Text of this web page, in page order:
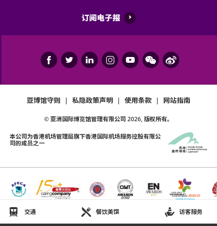
交通 餐饮美馔 访客服务
订阅电子报
亚博馆守则 | 私隐政策声明 | 使用条款 | 网站指南
© 亚洲国际博览馆管理有限公司 2026, 版权所有。
本公司为香港机场管理局旗下香港国际机场服务控股有限公
司的成员之一